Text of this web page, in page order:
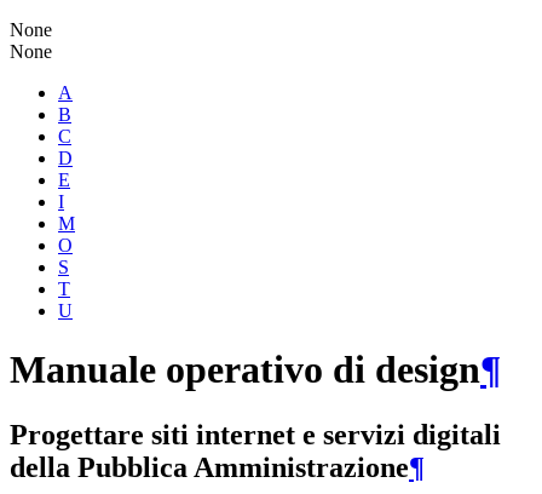
None
None
A
B
C
D
E
I
M
O
S
T
U
Manuale operativo di design¶
Progettare siti internet e servizi digitali
della Pubblica Amministrazione¶